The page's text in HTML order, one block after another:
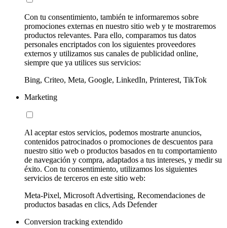
Con tu consentimiento, también te informaremos sobre
promociones externas en nuestro sitio web y te mostraremos
productos relevantes. Para ello, comparamos tus datos
personales encriptados con los siguientes proveedores
externos y utilizamos sus canales de publicidad online,
siempre que ya utilices sus servicios:
Bing, Criteo, Meta, Google, LinkedIn, Printerest, TikTok
Marketing
Al aceptar estos servicios, podemos mostrarte anuncios,
contenidos patrocinados o promociones de descuentos para
nuestro sitio web o productos basados en tu comportamiento
de navegación y compra, adaptados a tus intereses, y medir su
éxito. Con tu consentimiento, utilizamos los siguientes
servicios de terceros en este sitio web:
Meta-Pixel, Microsoft Advertising, Recomendaciones de
productos basadas en clics, Ads Defender
Conversion tracking extendido